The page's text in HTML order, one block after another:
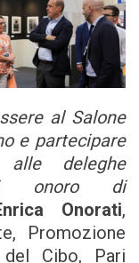
al Salone
e partecipare
deleghe
onoro di
Onorati,
Promozione
Cibo, Pari